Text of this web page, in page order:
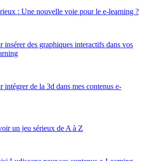
: Une nouvelle voie pour le e-learning ?
insérer des graphiques interactifs dans vos
intégrer de la 3d dans mes contenus e-
un jeu sérieux de A à Z